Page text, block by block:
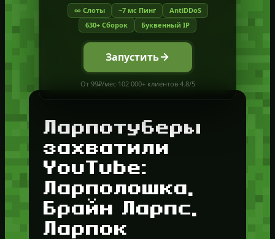
∞ Слоты ~7 мс Пинг
AntiDDoS
630+ Сборок
Буквенный IP
Запустить
От 99₽/мес·102 000+ клиентов·4.8/5
Ларпотуберы
захватили
YouTube:
Ларполошка,
Брайн Ларпс,
Ларпок